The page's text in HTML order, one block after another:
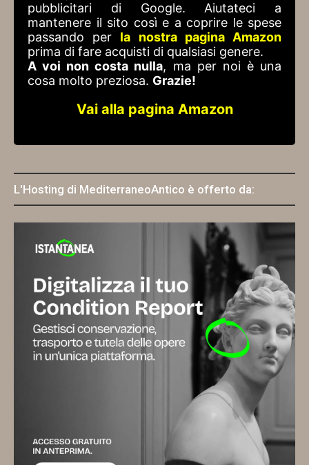
pubblicitari di Google. Aiutateci a
mantenere il sito così e a coprire le spese
passando per la nostra pagina Amazon
prima di fare acquisti di qualsiasi genere.
A voi non costa nulla, ma per noi è una
cosa molto preziosa. Grazie!
Vai alla pagina Amazon
L'Hosting di MediterraneoAntico è offerto da: